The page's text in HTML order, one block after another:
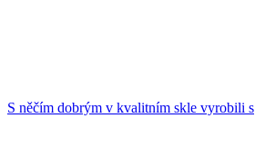
S něčím dobrým v kvalitním skle vyrobili s